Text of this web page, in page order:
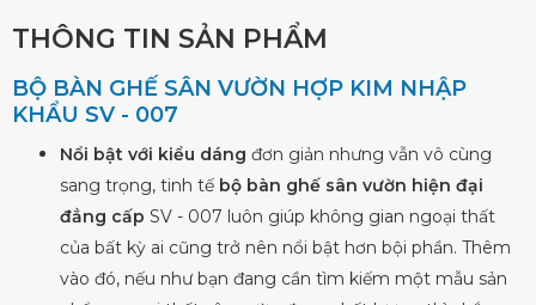
THÔNG TIN SẢN PHẨM
BỘ BÀN GHẾ SÂN VƯỜN HỢP KIM NHẬP
KHẨU SV - 007
Nổi bật với kiểu dáng đơn giản nhưng vẫn vô cùng
sang trọng, tinh tế bộ bàn ghế sân vườn hiện đại
đẳng cấp SV - 007 luôn giúp không gian ngoại thất
của bất kỳ ai cũng trở nên nổi bật hơn bội phần. Thêm
vào đó, nếu như bạn đang cần tìm kiếm một mẫu sản